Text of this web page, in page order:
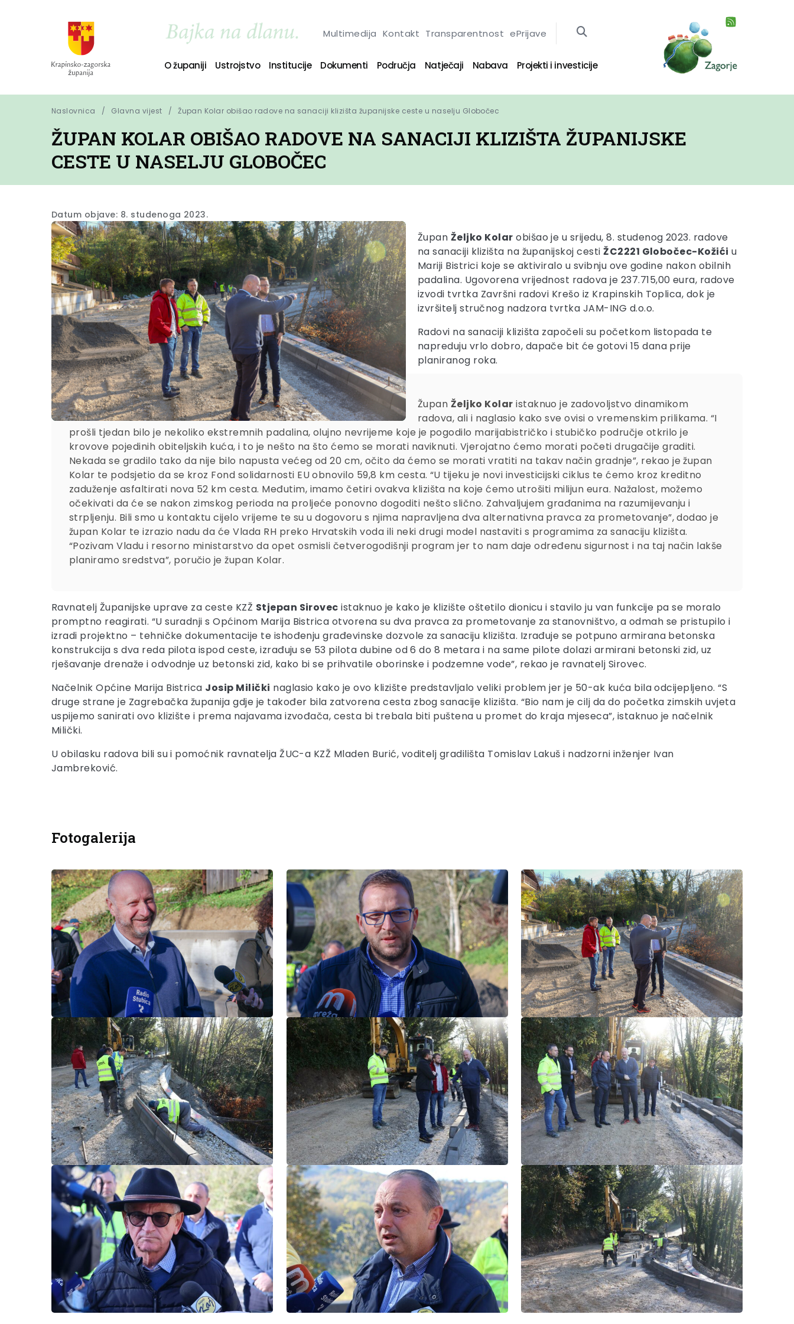
Multimedija Kontakt Transparentnost ePrijave
O županiji Ustrojstvo Institucije Dokumenti Područja Natječaji Nabava Projekti i investicije
Naslovnica Glavna vijest Župan Kolar obišao radove na sanaciji klizišta županijske ceste u naselju Globočec
ŽUPAN KOLAR OBIŠAO RADOVE NA SANACIJI KLIZIŠTA ŽUPANIJSKE
CESTE U NASELJU GLOBOČEC
Datum objave: 8. studenoga 2023.
Župan Željko Kolar obišao je u srijedu, 8. studenog 2023. radove
na sanaciji klizišta na županijskoj cestiŽC2221 Globočec-Kožići u
Mariji Bistrici koje se aktiviralo u svibnju ove godine nakon obilnih
padalina. Ugovorena vrijednost radova je 237.715,00 eura, radove
izvodi tvrtka Završni radovi Krešo iz Krapinskih Toplica, dok je
izvršitelj stručnog nadzora tvrtka JAM-ING d.o.o.
Radovi na sanaciji klizišta započeli su početkom listopada te
napreduju vrlo dobro, dapače bit će gotovi 15 dana prije
planiranog roka.
Župan Željko Kolar istaknuo je zadovoljstvo dinamikom
radova, ali i naglasio kako sve ovisi o vremenskim prilikama. “I
prošli tjedan bilo je nekoliko ekstremnih padalina, olujno nevrijeme koje je pogodilo marijabistričko i stubičko područje otkrilo je
krovove pojedinih obiteljskih kuća, i to je nešto na što ćemo se morati naviknuti. Vjerojatno ćemo morati početi drugačije graditi.
Nekada se gradilo tako da nije bilo napusta većeg od 20 cm, očito da ćemo se morati vratiti na takav način gradnje”, rekao je župan
Kolar te podsjetio da se kroz Fond solidarnosti EU obnovilo 59,8 km cesta. “U tijeku je novi investicijski ciklus te ćemo kroz kreditno
zaduženje asfaltirati nova 52 km cesta. Međutim, imamo četiri ovakva klizišta na koje ćemo utrošiti milijun eura. Nažalost, možemo
očekivati da će se nakon zimskog perioda na proljeće ponovno dogoditi nešto slično. Zahvaljujem građanima na razumijevanju i
strpljenju. Bili smo u kontaktu cijelo vrijeme te su u dogovoru s njima napravljena dva alternativna pravca za prometovanje”, dodao je
župan Kolar te izrazio nadu da će Vlada RH preko Hrvatskih voda ili neki drugi model nastaviti s programima za sanaciju klizišta.
“Pozivam Vladu i resorno ministarstvo da opet osmisli četverogodišnji program jer to nam daje određenu sigurnost i na taj način lakše
planiramo sredstva”, poručio je župan Kolar.
Ravnatelj Županijske uprave za ceste KZŽ Stjepan Sirovec istaknuo je kako je klizište oštetilo dionicu i stavilo ju van funkcije pa se moralo
promptno reagirati. “U suradnji s Općinom Marija Bistrica otvorena su dva pravca za prometovanje za stanovništvo, a odmah se pristupilo i
izradi projektno – tehničke dokumentacije te ishođenju građevinske dozvole za sanaciju klizišta. Izrađuje se potpuno armirana betonska
konstrukcija s dva reda pilota ispod ceste, izrađuju se 53 pilota dubine od 6 do 8 metara i na same pilote dolazi armirani betonski zid, uz
rješavanje drenaže i odvodnje uz betonski zid, kako bi se prihvatile oborinske i podzemne vode”, rekao je ravnatelj Sirovec.
Načelnik Općine Marija Bistrica Josip Milički naglasio kako je ovo klizište predstavljalo veliki problem jer je 50-ak kuća bila odcijepljeno. “S
druge strane je Zagrebačka županija gdje je također bila zatvorena cesta zbog sanacije klizišta. “Bio nam je cilj da do početka zimskih uvjeta
uspijemo sanirati ovo klizište i prema najavama izvođača, cesta bi trebala biti puštena u promet do kraja mjeseca”, istaknuo je načelnik
Milički.
U obilasku radova bili su i pomoćnik ravnatelja ŽUC-a KZŽ Mladen Burić, voditelj gradilišta Tomislav Lakuš i nadzorni inženjer Ivan
Jambreković.
Fotogalerija